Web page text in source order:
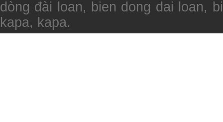
dòng đài loan, bien dong dai loan,
kapa, kapa.